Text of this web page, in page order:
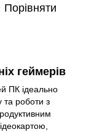
Порівняти
геймерів
ПК ідеально
та роботи з